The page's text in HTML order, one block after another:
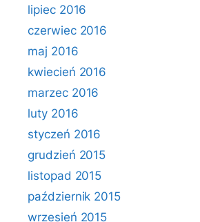
lipiec 2016
czerwiec 2016
maj 2016
kwiecień 2016
marzec 2016
luty 2016
styczeń 2016
grudzień 2015
listopad 2015
październik 2015
wrzesień 2015